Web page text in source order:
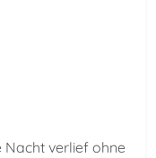
Nacht verlief ohne